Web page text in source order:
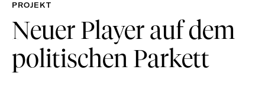
PROJEKT
Neuer Player auf dem
politischen Parkett